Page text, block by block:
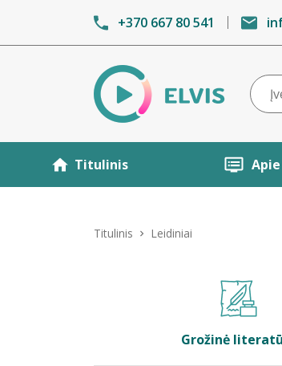
+370 667 80 541
Titulinis Apie
Titulinis Leidiniai
Grožinė